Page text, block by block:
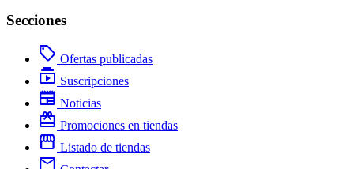
Secciones
local_offer Ofertas publicadas
subscriptions Suscripciones
newspaper Noticias
redeem Promociones en tiendas
storefront Listado de tiendas
mail